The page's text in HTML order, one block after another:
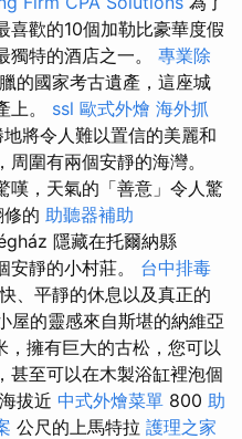
喜歡的10個加勒比豪華度假
獨特的酒店之一。 專業除
的國家考古遺產，這座城
上。 ssl 歐式外燴 海外抓
將令人難以置信的美麗和
圍有兩個安靜的海灣。
嘆，天氣的「善意」令人驚
的 助聽器補助
隱藏在托爾納縣
安靜的小村莊。 台中排毒
、平靜的休息以及真正的
屋的靈感來自斯堪的納​​維亞
擁有巨大的古松，您可以
甚至可以在木製浴缸裡泡個
拔近 中式外燴菜單 800 助
公尺的上馬特拉 護理之家